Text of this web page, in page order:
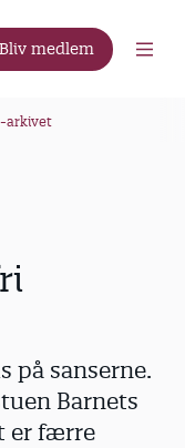
Bliv medlem
arkivet
på sanserne.
Barnets
er færre